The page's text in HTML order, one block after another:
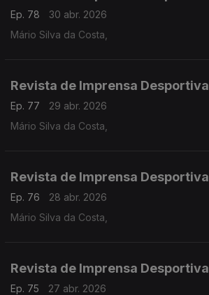
Ep. 78
30 abr. 2026
Mário Silva da Costa,
Revista de Imprensa Desportiva
Ep. 77
29 abr. 2026
Mário Silva da Costa,
Revista de Imprensa Desportiva
Ep. 76
28 abr. 2026
Mário Silva da Costa,
Revista de Imprensa Desportiva
Ep. 75
27 abr. 2026